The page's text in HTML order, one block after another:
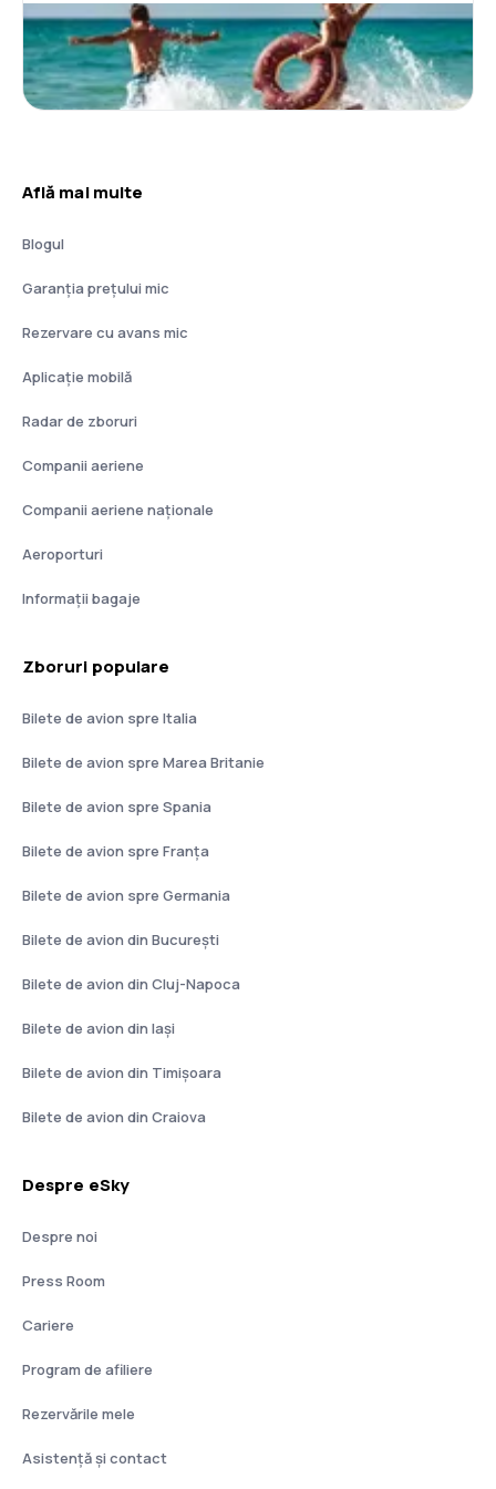
destinate servirii de sucuri naturale. În aeroport,
sunt oferite următoarele facilități: acces gratuit la
internet prin WiFi de-a lungul terminalelor, posibilități
pentru schimbarea copiilor, o farmacie, o cameră de
rugăciuni destinată mai multor religii și o biserică
de taxi sunt disponibile în spațiile special amenajate
Gustări
gratuit gustările, cu toate acestea, pasagerii pot
Acestea sunt disponibile pentru cumpărare la barul
propria hrană, cu excepția băuturilor calde. Mesele
check-in-ul pentru un zbor pe Ryanair.com, mai
pentru plecare pentru zborurile din Aeroportul
pentru zborurile care plecă de pe aeroporturile din
Prestwick, Leeds Bradford, Manchester, Londra
Malaga, Lanzarote, Gran Canaria, Tenerife South și
Schönefeld, Bremen, Cologne, Dortmund,
Leipzig, Memmingen, Stuttgart, chiar dacă
turism. Opțiunea de masă 7 a.m. pentru zborurile
micul – dejun irlandez. Disponibilitatea micului –
o precomandă cât mai curând posibil. Meniul include
ratatouille, panini, pui tikka, masala sau paste
copii, printre care nuggets de pui sau pizza.
Ryanair deține propriul magazin la bord aeronavelor,
îngrijire a pielii, produse cosmetice, produse de
preț mult mai ieftin față de cel practicat în mod
Sosu, Kiehls sau Elizabeth Arden.
interior spațios și luxos, cu facilități precum scaune
și servicii de catering personalizat. Avionul poate fi
echipă sau de grup.
Află mai multe
Blogul
Garanția prețului mic
Rezervare cu avans mic
Aplicație mobilă
Radar de zboruri
Companii aeriene
Companii aeriene naţionale
Aeroporturi
Informații bagaje
Zboruri populare
Bilete de avion spre Italia
Bilete de avion spre Marea Britanie
Bilete de avion spre Spania
Bilete de avion spre Franţa
Bilete de avion spre Germania
Bilete de avion din București
Bilete de avion din Cluj-Napoca
Bilete de avion din Iași
Bilete de avion din Timișoara
Bilete de avion din Craiova
Despre eSky
Despre noi
Press Room
Cariere
Program de afiliere
Rezervările mele
Asistenţă şi contact